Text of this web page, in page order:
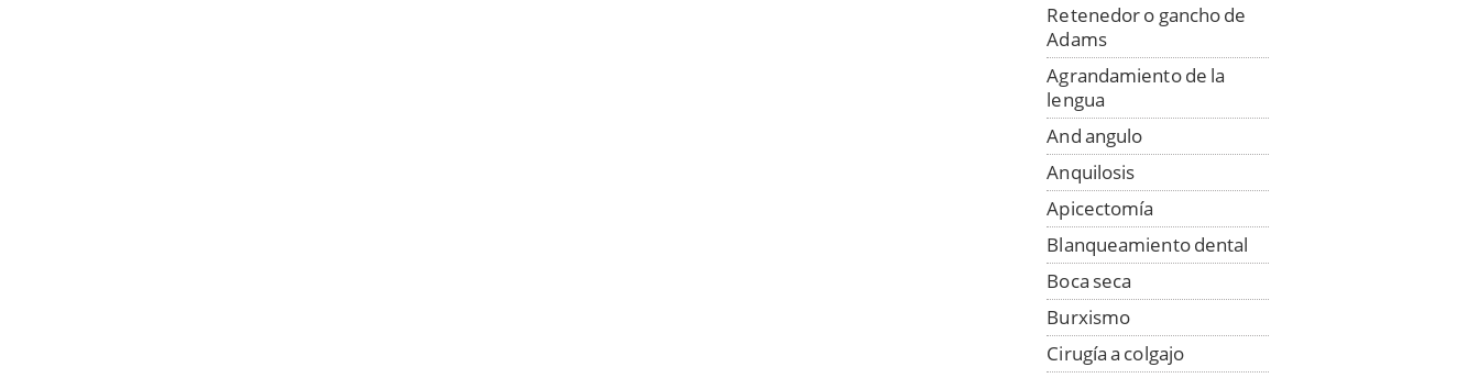
Retenedor o gancho de
Adams
Agrandamiento de la
lengua
And angulo
Anquilosis
Apicectomía
Blanqueamiento dental
Boca seca
Burxismo
Cirugía a colgajo